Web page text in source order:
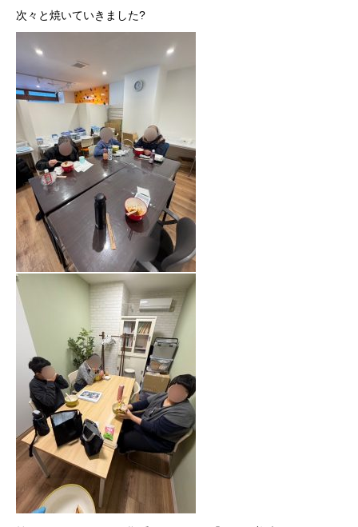
次々と焼いていきました?